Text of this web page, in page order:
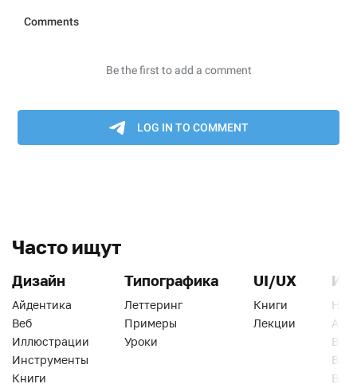
Часто ищут
Дизайн
Айдентика
Веб
Иллюстрации
Инструменты
Книги
Типографика
Леттеринг
Примеры
Уроки
UI/UX
Книги
Лекции
Веб